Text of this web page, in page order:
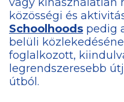
közösségi és
Schoolhoods pedig
belüli
foglalkozott,
legrendszeresebb
útból.